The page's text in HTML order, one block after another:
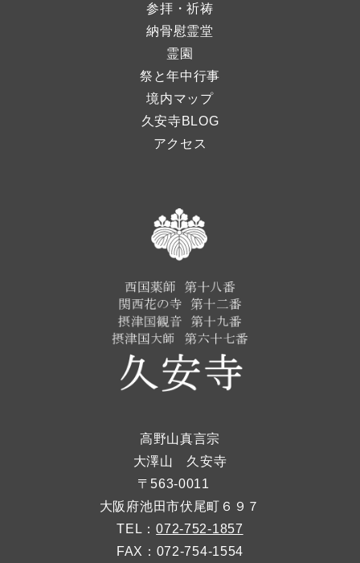
参拝・祈祷
納骨慰霊堂
霊園
祭と年中行事
境内マップ
久安寺BLOG
アクセス
高野山真言宗
大澤山 久安寺
〒563-0011
大阪府池田市伏尾町６９７
TEL：072-752-1857
FAX：072-754-1554